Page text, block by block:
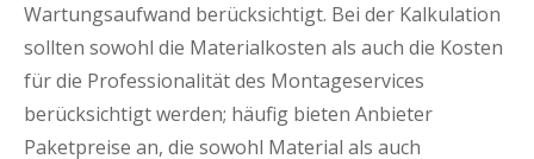
Wartungsaufwand berücksichtigt. Bei der Kalkulation
sollten sowohl die Materialkosten als auch die Kosten
für die Professionalität des Montageservices
berücksichtigt werden; häufig bieten Anbieter
Paketpreise an, die sowohl Material als auch